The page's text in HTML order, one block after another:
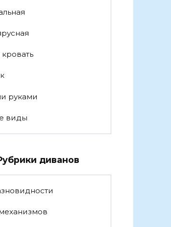
руками
виды
диванов